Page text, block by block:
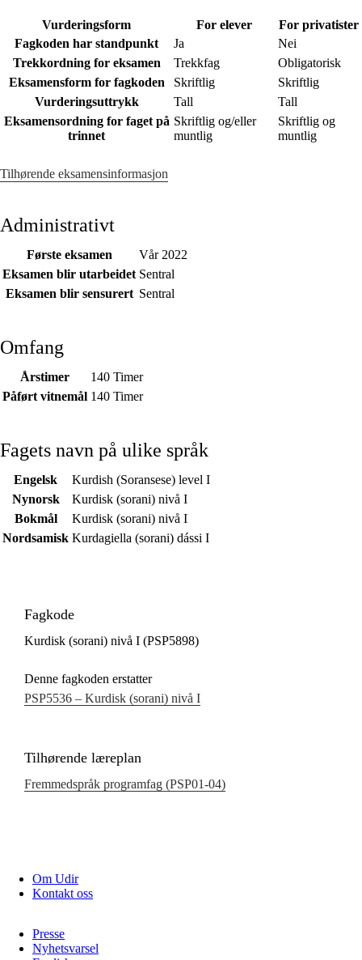
Vurderingsform For elever
For privatister
Fagkoden har standpunkt
Ja
Nei
Trekkordning for eksamen
Trekkfag
Obligatorisk
Eksamensform for fagkoden
Skriftlig
Skriftlig
Vurderingsuttrykk
Tall
Tall
Eksamensordning for faget på
trinnet
Skriftlig og/eller
muntlig
Skriftlig og
muntlig
Tilhørende eksamensinformasjon
Administrativt
Første eksamen
Vår 2022
Eksamen blir utarbeidet Sentral
Eksamen blir sensurert Sentral
Omfang
Årstimer
140 Timer
Påført vitnemål 140 Timer
Fagets navn på ulike språk
Engelsk
Kurdish (Soransese) level I
Nynorsk
Kurdisk (sorani) nivå I
Bokmål
Kurdisk (sorani) nivå I
Nordsamisk Kurdagiella (sorani) dássi I
Fagkode
Kurdisk (sorani) nivå I (PSP5898)
Denne fagkoden erstatter
PSP5536 – Kurdisk (sorani) nivå I
Tilhørende læreplan
Fremmedspråk programfag (PSP01‑04)
Om Udir
Kontakt oss
Presse
Nyhetsvarsel